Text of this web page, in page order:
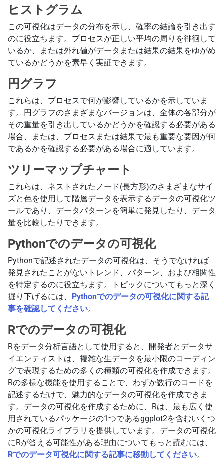
ヒストグラム
この可視化はデータの分布を示し、確率の結論を引き出す
のに役立ちます。プロセスが正しい平均の周りを徘徊して
いるか、または外れ値がデータまたは結果の結果をゆがめ
ているかどうかを素早く実証できます。
円グラフ
これらは、プロセスで何が影響しているかを示していま
す。円グラフのさまざまなバージョンは、全体の各部分が
その重量を引き出しているかどうかを確認する必要がある
場合、または、プロセスまたは結果で最も重要な要因が何
であるかを確認する必要がある場合に適しています。
ツリーマップチャート
これらは、ネストされたノード(長方形)のさまざまなサイ
ズと色を使用して階層データを表示するデータの可視化ツ
ールであり、データパターンを簡単に発見したり、データ
量を比較したりできます。
Pythonでのデータの可視化
Pythonで記述されたデータの可視化は、そうでなければ
発見されたことがないトレンド、パターン、および相関性
を特定するのに役立ちます。トピックについてもっと深く
掘り下げるには、 Pythonでのデータの可視化に関する記
事を確認してください。
Rでのデータの可視化
Rをデータ分析言語として使用すると、開発者とデータサ
イエンティストは、複雑な生データを最小限のコーディン
グで表現するための多くの種類の可視化を作成できます。
Rの多様な機能を使用することで、わずか数行のコードを
記述するだけで、魅力的なデータの可視化を作成できま
す。データの可視化を作成するために、Rは、最も広く使
用されているパッケージの1つであるggplot2を含むいくつ
かの可視化ライブラリを提供しています。データの可視化
にRが答える可能性がある理由についてもっと読むには、
Rでのデータ可視化に関する記事に移動してください。